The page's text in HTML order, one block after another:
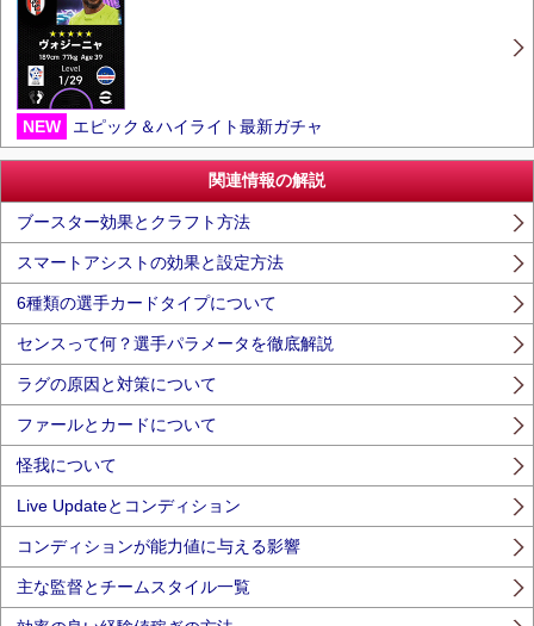
NEW エピック＆ハイライト最新ガチャ
関連情報の解説
ブースター効果とクラフト方法
スマートアシストの効果と設定方法
6種類の選手カードタイプについて
センスって何？選手パラメータを徹底解説
ラグの原因と対策について
ファールとカードについて
怪我について
Live Updateとコンディション
コンディションが能力値に与える影響
主な監督とチームスタイル一覧